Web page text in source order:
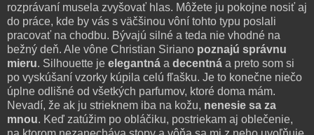
rozprávaní musela zvyšovať hlas. Môžete ju pokojne nosiť aj
do práce, kde by vás s väčšinou vôní tohto typu poslali
pracovať na chodbu. Bývajú silné a teda nie vhodné na
bežný deň. Ale vône Christian Siriano poznajú správnu
mieru. Silhouette je elegantná a decentná a preto som si
po vyskúšaní vzorky kúpila celú fľašku. Je to konečne niečo
úplne odlišné od všetkých parfumov, ktoré doma mám.
Nevadí, že ak ju strieknem iba na kožu, nenesie sa za
mnou. Keď zatúžim po obláčiku, postriekam aj oblečenie,